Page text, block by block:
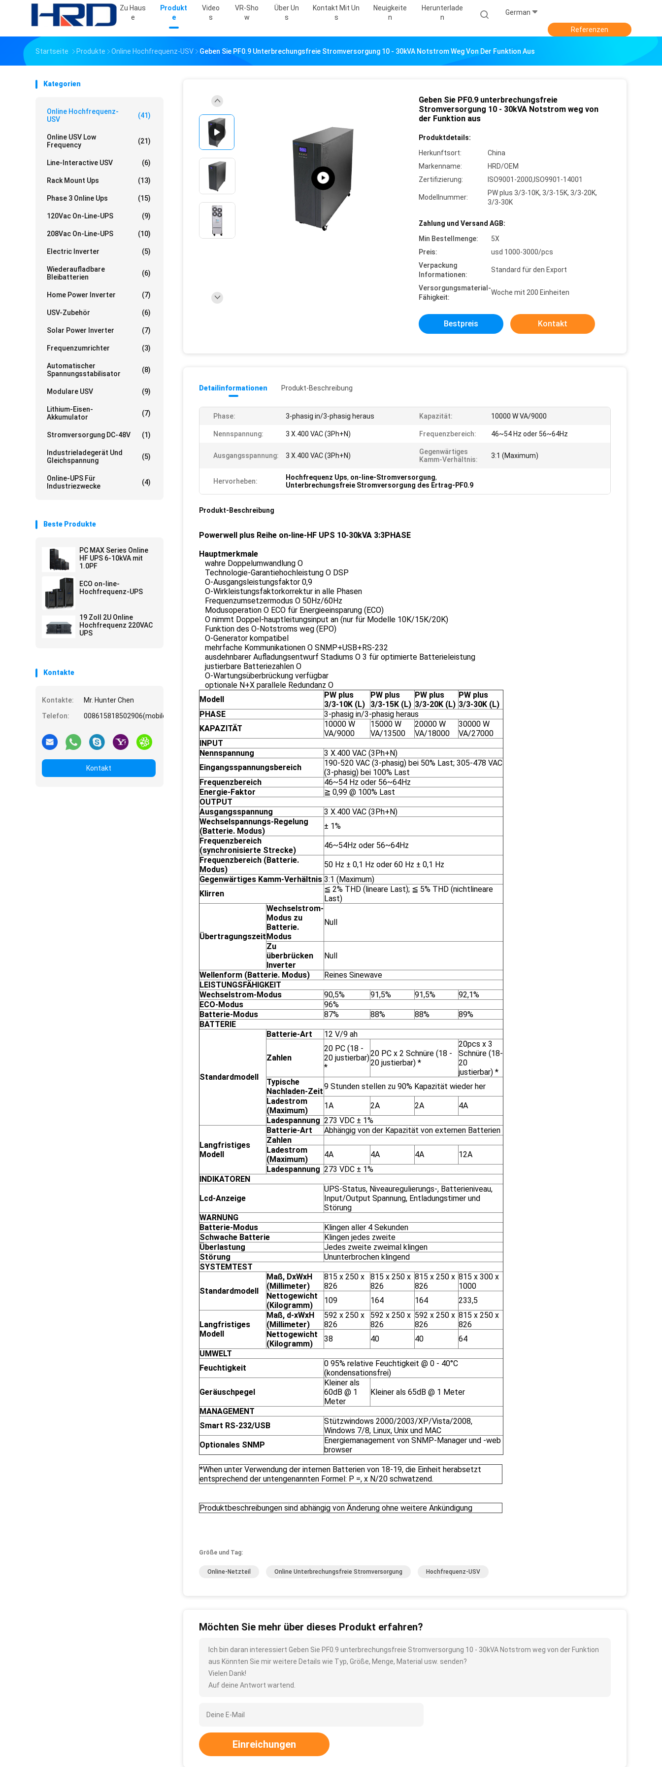
Zu Haus
E
Produkt
E
Video
S
VR-Sho
W
Über Un
S
Kontakt Mit Un
S
Neuigkeite
N
Herunterlade
N
German
Referenzen
Startseite Produkte Online Hochfrequenz-USV Geben Sie PF0.9 Unterbrechungsfreie Stromversorgung 10 - 30kVA Notstrom Weg Von Der Funktion Aus
Kategorien
Online Hochfrequenz-
USV
(41)
Online USV Low
Frequency
(21)
Line-Interactive USV (6)
Rack Mount Ups (13)
Phase 3 Online Ups (15)
120Vac On-Line-UPS (9)
208Vac On-Line-UPS (10)
Electric Inverter (5)
Wiederaufladbare
Bleibatterien
(6)
Home Power Inverter (7)
USV-Zubehör (6)
Solar Power Inverter (7)
Frequenzumrichter (3)
Automatischer
Spannungsstabilisator
(8)
Modulare USV (9)
Lithium-Eisen-
Akkumulator
(7)
Stromversorgung DC-48V (1)
Industrieladegerät Und
Gleichspannung
(5)
Online-UPS Für
Industriezwecke
(4)
Beste Produkte
PC MAX Series Online
HF UPS 6-10kVA mit
1.0PF
ECO on-line-
Hochfrequenz-UPS
19 Zoll 2U Online
Hochfrequenz 220VAC
UPS
Kontakte
Kontakte:
Mr. Hunter Chen
Telefon:
008615818502906(mobile)
Kontakt
Geben Sie PF0.9 unterbrechungsfreie
Stromversorgung 10 - 30kVA Notstrom weg von
der Funktion aus
Produktdetails:
Herkunftsort:
China
Markenname:
HRD/OEM
Zertifizierung:
ISO9001-2000,ISO9901-14001
Modellnummer:
PW plus 3/3-10K, 3/3-15K, 3/3-20K,
3/3-30K
Zahlung und Versand AGB:
Min Bestellmenge:
5X
Preis:
usd 1000-3000/pcs
Verpackung
Informationen:
Standard für den Export
Versorgungsmaterial-
Fähigkeit:
Woche mit 200 Einheiten
Bestpreis Kontakt
Detailinformationen Produkt-Beschreibung
Phase: 3-phasig in/3-phasig heraus Kapazität: 10000 W VA/9000
Nennspannung: 3 X.400 VAC (3Ph+N) Frequenzbereich: 46~54 Hz oder 56~64Hz
Ausgangsspannung: 3 X.400 VAC (3Ph+N)
Gegenwärtiges
Kamm-Verhältnis:
3:1 (Maximum)
Hervorheben: Hochfrequenz Ups, on-line-Stromversorgung,
Unterbrechungsfreie Stromversorgung des Ertrag-PF0.9
Produkt-Beschreibung
Powerwell plus Reihe on-line-HF UPS 10-30kVA 3:3PHASE
Hauptmerkmale
wahre Doppelumwandlung O
Technologie-Garantiehochleistung O DSP
O-Ausgangsleistungsfaktor 0,9
O-Wirkleistungsfaktorkorrektur in alle Phasen
Frequenzumsetzermodus O 50Hz/60Hz
Modusoperation O ECO für Energieeinsparung (ECO)
O nimmt Doppel-hauptleitungsinput an (nur für Modelle 10K/15K/20K)
Funktion des O-Notstroms weg (EPO)
O-Generator kompatibel
mehrfache Kommunikationen O SNMP+USB+RS-232
ausdehnbarer Aufladungsentwurf Stadiums O 3 für optimierte Batterieleistung
justierbare Batteriezahlen O
O-Wartungsüberbrückung verfügbar
optionale N+X parallele Redundanz O
Modell
PW plus
3/3-10K (L)
PW plus
3/3-15K (L)
PW plus
3/3-20K (L)
PW plus
3/3-30K (L)
PHASE
3-phasig in/3-phasig heraus
KAPAZITÄT
10000 W
VA/9000
15000 W
VA/13500
20000 W
VA/18000
30000 W
VA/27000
INPUT
Nennspannung
3 X.400 VAC (3Ph+N)
Eingangsspannungsbereich
190-520 VAC (3-phasig) bei 50% Last; 305-478 VAC
(3-phasig) bei 100% Last
Frequenzbereich
46~54 Hz oder 56~64Hz
Energie-Faktor
≧ 0,99 @ 100% Last
OUTPUT
Ausgangsspannung
3 X.400 VAC (3Ph+N)
Wechselspannungs-Regelung
(Batterie. Modus)
± 1%
Frequenzbereich
(synchronisierte Strecke)
46~54Hz oder 56~64Hz
Frequenzbereich (Batterie.
Modus)
50 Hz ± 0,1 Hz oder 60 Hz ± 0,1 Hz
Gegenwärtiges Kamm-Verhältnis 3:1 (Maximum)
Klirren
≦ 2% THD (lineare Last); ≦ 5% THD (nichtlineare
Last)
Übertragungszeit
Wechselstrom-
Modus zu
Batterie.
Modus
Null
Zu
überbrücken
Inverter
Null
Wellenform (Batterie. Modus)
Reines Sinewave
LEISTUNGSFÄHIGKEIT
Wechselstrom-Modus
90,5% 91,5% 91,5%
92,1%
ECO-Modus
96%
Batterie-Modus
87% 88% 88%
89%
BATTERIE
Standardmodell
Batterie-Art 12 V/9 ah
Zahlen
20 PC (18 -
20 justierbar)
*
20 PC x 2 Schnüre (18 -
20 justierbar) *
20pcs x 3
Schnüre (18-
20
justierbar) *
Typische
Nachladen-Zeit
9 Stunden stellen zu 90% Kapazität wieder her
Ladestrom
(Maximum)
1A 2A 2A
4A
Ladespannung 273 VDC ± 1%
Langfristiges
Modell
Batterie-Art
Abhängig von der Kapazität von externen Batterien
Zahlen
Ladestrom
(Maximum)
4A 4A 4A
12A
Ladespannung 273 VDC ± 1%
INDIKATOREN
Lcd-Anzeige
UPS-Status, Niveauregulierungs-, Batterieniveau,
Input/Output Spannung, Entladungstimer und
Störung
WARNUNG
Batterie-Modus
Klingen aller 4 Sekunden
Schwache Batterie
Klingen jedes zweite
Überlastung
Jedes zweite zweimal klingen
Störung
Ununterbrochen klingend
SYSTEMTEST
Standardmodell
Maß, DxWxH
(Millimeter)
815 x 250 x
826
815 x 250 x
826
815 x 250 x
826
815 x 300 x
1000
Nettogewicht
(Kilogramm)
109 164 164 233,5
Langfristiges
Modell
Maß, d-xWxH
(Millimeter)
592 x 250 x
826
592 x 250 x
826
592 x 250 x
826
815 x 250 x
826
Nettogewicht
(Kilogramm)
38 40 40
64
UMWELT
Feuchtigkeit
0 95% relative Feuchtigkeit @ 0 - 40°C
(kondensationsfrei)
Geräuschpegel
Kleiner als
60dB @ 1
Meter
Kleiner als 65dB @ 1 Meter
MANAGEMENT
Smart RS-232/USB
Stützwindows 2000/2003/XP/Vista/2008,
Windows 7/8, Linux, Unix und MAC
Optionales SNMP
Energiemanagement von SNMP-Manager und -web
browser
*When unter Verwendung der internen Batterien von 18-19, die Einheit herabsetzt
entsprechend der untengenannten Formel: P =, x N/20 schwatzend.
Produktbeschreibungen sind abhängig von Änderung ohne weitere Ankündigung
Größe und Tag:
Online-Netzteil Online Unterbrechungsfreie Stromversorgung Hochfrequenz-USV
Möchten Sie mehr über dieses Produkt erfahren?
Ich bin daran interessiert Geben Sie PF0.9 unterbrechungsfreie Stromversorgung 10 - 30kVA Notstrom weg von der Funktion
aus Könnten Sie mir weitere Details wie Typ, Größe, Menge, Material usw. senden?
Vielen Dank!
Auf deine Antwort wartend.
Einreichungen